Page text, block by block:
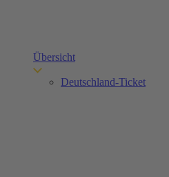
Übersicht
Deutschland-Ticket